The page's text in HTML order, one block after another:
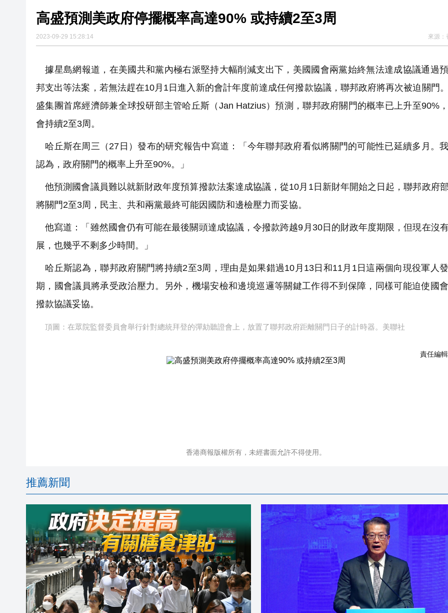
高盛預測美政府停擺概率高達90% 或持續2至3周
2023-09-29 15:28:14 來源：
據星島網報道，在美國共和黨內極右派堅持大幅削減支出下，美國國會兩黨始終無法達成協議通過
邦支出等法案，若無法趕在10月1日進入新的會計年度前達成任何撥款協議，聯邦政府將再次被迫關門
盛集團首席經濟師兼全球投研部主管哈丘斯（Jan Hatzius）預測，聯邦政府關門的概率已上升至90%
會持續2至3周。
哈丘斯在周三（27日）發布的研究報告中寫道：「今年聯邦政府看似將關門的可能性已延續多月。
認為，政府關門的概率上升至90%。」
他預測國會議員難以就新財政年度預算撥款法案達成協議，從10月1日新財年開始之日起，聯邦政府
將關門2至3周，民主、共和兩黨最終可能因國防和邊檢壓力而妥協。
他寫道：「雖然國會仍有可能在最後關頭達成協議，令撥款跨越9月30日的財政年度期限，但現在沒
展，也幾乎不剩多少時間。」
哈丘斯認為，聯邦政府關門將持續2至3周，理由是如果錯過10月13日和11月1日這兩個向現役軍人
期，國會議員將承受政治壓力。另外，機場安檢和邊境巡邏等關鍵工作得不到保障，同樣可能迫使國
撥款協議妥協。
頂圖：在眾院監督委員會舉行針對總統拜登的彈劾聽證會上，放置了聯邦政府距離關門日子的計時器。美聯社
責任編
香港商報版權所有，未經書面允許不得使用。
推薦新聞